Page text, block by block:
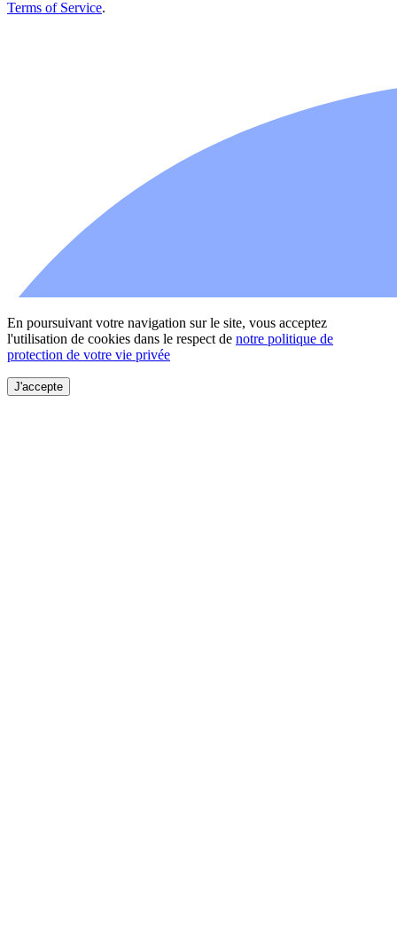
Terms of Service.
En poursuivant votre navigation sur le site, vous acceptez
l'utilisation de cookies dans le respect de notre politique de
protection de votre vie privée
J'accepte